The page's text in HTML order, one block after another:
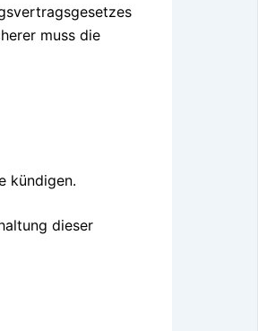
muss die
kündigen.
dieser